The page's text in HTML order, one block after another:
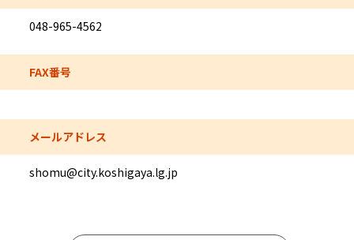
048-965-4562
FAX番号
メールアドレス
shomu@city.koshigaya.lg.jp